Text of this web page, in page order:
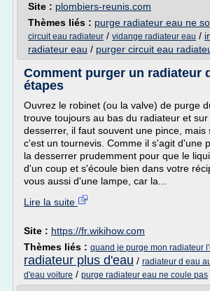
Site : plombiers-reunis.com
Thèmes liés : purge radiateur eau ne
circuit eau radiateur / vidange radiateur eau /
radiateur eau / purger circuit eau
Comment purger un radiateur
étapes
Ouvrez le robinet (ou la valve) de purge
trouve toujours au bas du radiateur et
desserrer, il faut souvent une pince, mais
c'est un tournevis. Comme il s'agit d'une
la desserrer prudemment pour que le
d'un coup et s'écoule bien dans votre
vous aussi d'une lampe, car la...
Lire la suite
Site : https://fr.wikihow.com
Thèmes liés : quand je purge mon radiateur
radiateur plus d'eau / radiateur d eau
d'eau voiture / purge radiateur eau ne coule pas